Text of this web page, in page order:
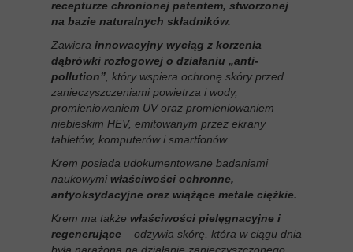
recepturze chronionej patentem, stworzonej
na bazie naturalnych składników.
Zawiera innowacyjny wyciąg z korzenia
dąbrówki rozłogowej o działaniu „anti-
pollution” , który wspiera ochronę skóry przed
zanieczyszczeniami powietrza i wody,
promieniowaniem UV oraz promieniowaniem
niebieskim HEV, emitowanym przez ekrany
tabletów, komputerów i smartfonów.
Krem posiada udokumentowane badaniami
naukowymi właściwości ochronne,
antyoksydacyjne oraz wiążące metale ciężkie.
Krem ma także właściwości pielęgnacyjne i
regenerujące – odżywia skórę, która w ciągu dnia